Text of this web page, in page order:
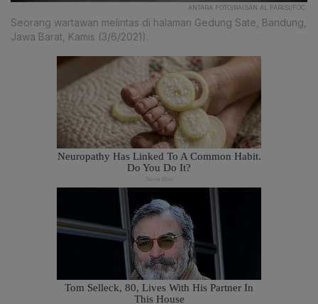
ANTARA FOTO/RAISAN AL FARISI/FOC.
Seorang wartawan melintas di halaman Gedung Sate, Bandung,
Jawa Barat, Kamis (3/6/2021).